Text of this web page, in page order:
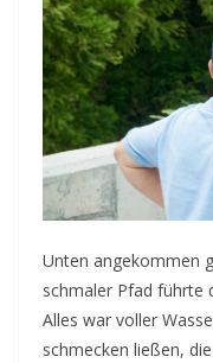
Unten angekommen
schmaler Pfad führte
Alles war voller
schmecken ließen,